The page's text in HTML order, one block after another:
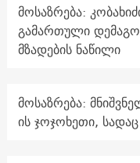
მოსაზრება:
გამართული
მზადების ნაწილი
მოსაზრება:
ის ჯოჯოხეთი, სადაც